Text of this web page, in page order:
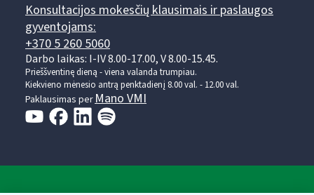
Konsultacijos mokesčių klausimais ir paslaugos
gyventojams:
+370 5 260 5060
Darbo laikas: I-IV 8.00-17.00, V 8.00-15.45.
Prieššventinę dieną - viena valanda trumpiau.
Kiekvieno mėnesio antrą penktadienį 8.00 val. - 12.00 val.
Paklausimas per Mano VMI